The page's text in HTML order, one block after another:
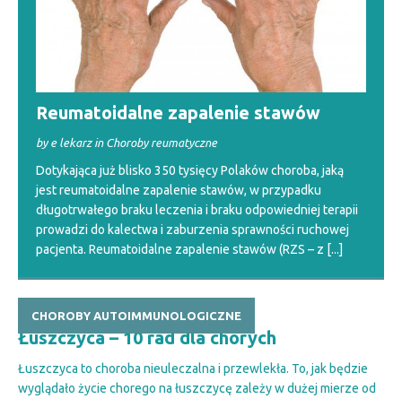
Reumatoidalne zapalenie stawów
by e lekarz in Choroby reumatyczne
Dotykająca już blisko 350 tysięcy Polaków choroba, jaką
jest reumatoidalne zapalenie stawów, w przypadku
długotrwałego braku leczenia i braku odpowiedniej terapii
prowadzi do kalectwa i zaburzenia sprawności ruchowej
pacjenta. Reumatoidalne zapalenie stawów (RZS – z [...]
CHOROBY AUTOIMMUNOLOGICZNE
Łuszczyca – 10 rad dla chorych
Łuszczyca to choroba nieuleczalna i przewlekła. To, jak będzie
wyglądało życie chorego na łuszczycę zależy w dużej mierze od